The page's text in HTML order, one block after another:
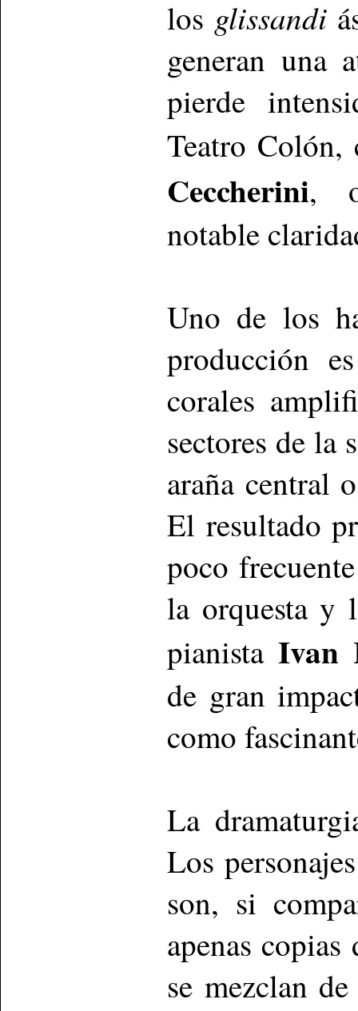
los glissandi
generan una
pierde
Teatro
Ceccherini,
notable
Uno de los
producción
corales
sectores de la
araña central
El resultado
poco
la orquesta y
pianista Ivan
de gran
como
La
Los
son, si
apenas
se mezclan